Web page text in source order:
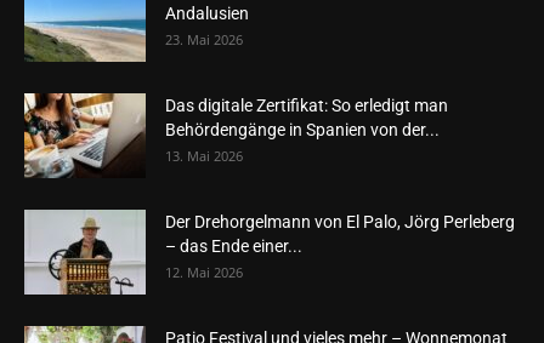
Andalusien
23. Mai 2026
Das digitale Zertifikat: So erledigt man
Behördengänge in Spanien von der...
13. Mai 2026
Der Drehorgelmann von El Palo, Jörg Perleberg
– das Ende einer...
12. Mai 2026
Patio Festival und vieles mehr – Wonnemonat